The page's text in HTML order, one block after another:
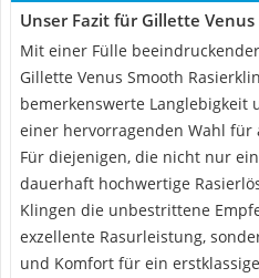
Unser Fazit für Gillette
Mit einer Fülle
Gillette Venus Smooth
bemerkenswerte Langlebigkeit
einer hervorragenden Wahl für
Für diejenigen, die nicht nur
dauerhaft hochwertige
Klingen die unbestrittene
exzellente Rasurleistung,
und Komfort für ein